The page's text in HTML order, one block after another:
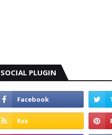
SOCIAL PLUGIN